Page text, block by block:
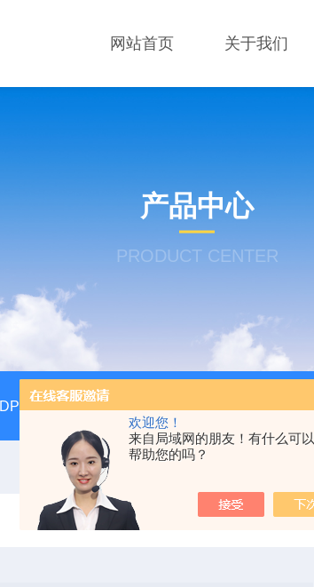
欢迎您！
来自局域网的朋友！有什么可以
帮助您的吗？
网站首页 关于我们
产品中心
PRODUCT CENTER
DP17392汽液两相流实验仪